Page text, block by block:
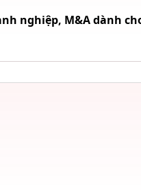
nghiệp, M&A dành